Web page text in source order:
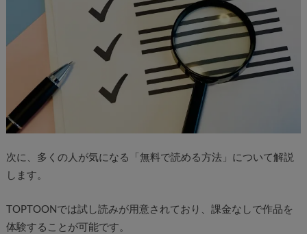
次に、多くの人が気になる「無料で読める方法」について解説
します。
TOPTOONでは試し読みが用意されており、課金なしで作品を
体験することが可能です。